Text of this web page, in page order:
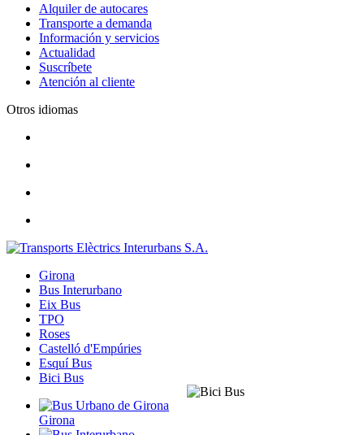
Alquiler de autocares
Transporte a demanda
Información y servicios
Actualidad
Suscríbete
Atención al cliente
Otros idiomas
Girona
Bus Interurbano
Eix Bus
TPO
Roses
Castelló d'Empúries
Esquí Bus
Bici Bus
Girona